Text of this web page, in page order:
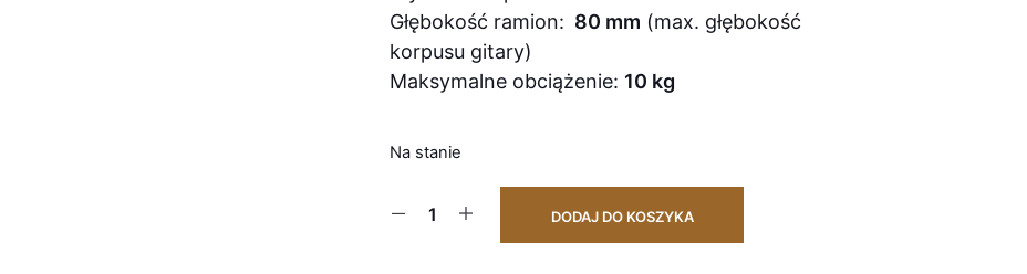
Głębokość ramion: 80 mm (max. głębokość
korpusu gitary)
Maksymalne obciążenie: 10 kg
Na stanie
DODAJ DO KOSZYKA